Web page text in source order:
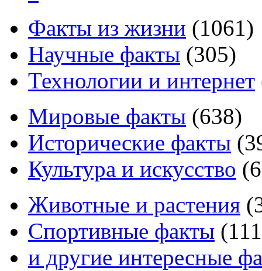
Факты из жизни (1061)
Научные факты (305)
Технологии и интернет
Мировые факты (638)
Исторические факты (
Культура и искусство (
Животные и растения (
Спортивные факты (111
и другие интересные